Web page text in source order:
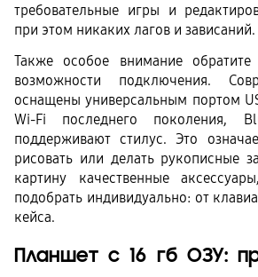
требовательные игры и
при этом никаких лагов и зависаний.
Также особое внимание
возможности подключения.
оснащены универсальным портом
Wi-Fi последнего поколения,
поддерживают стилус. Это
рисовать или делать рукописные
картину качественные
подобрать индивидуально: от
кейса.
Планшет с 16 гб ОЗУ: